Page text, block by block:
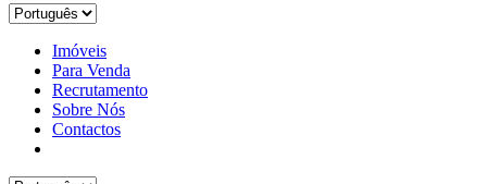
Imóveis
Para Venda
Recrutamento
Sobre Nós
Contactos